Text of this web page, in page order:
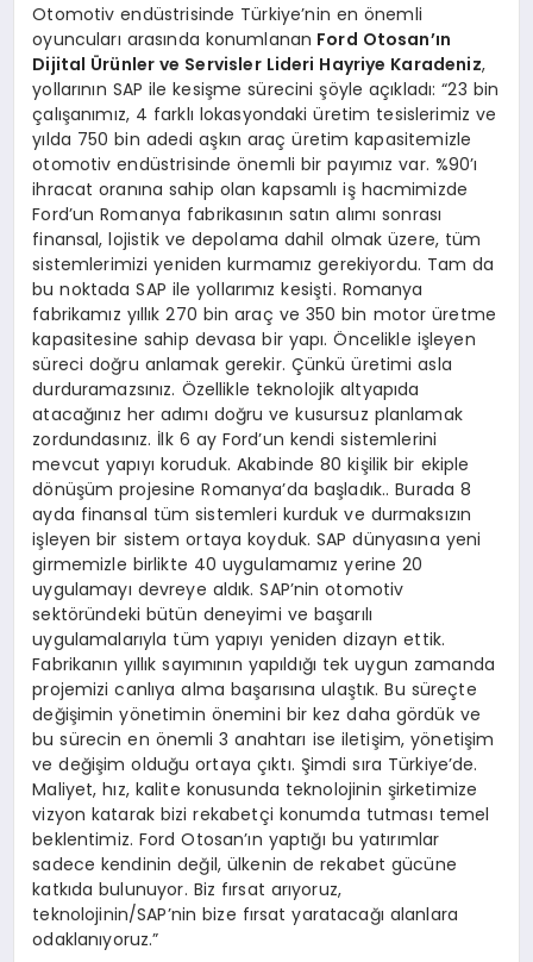
Otomotiv endüstrisinde Türkiye’nin en önemli
oyuncuları arasında konumlanan Ford Otosan’ın
Dijital Ürünler ve Servisler Lideri Hayriye Karadeniz,
yollarının SAP ile kesişme sürecini şöyle açıkladı: “23 bin
çalışanımız, 4 farklı lokasyondaki üretim tesislerimiz ve
yılda 750 bin adedi aşkın araç üretim kapasitemizle
otomotiv endüstrisinde önemli bir payımız var. %90’ı
ihracat oranına sahip olan kapsamlı iş hacmimizde
Ford’un Romanya fabrikasının satın alımı sonrası
finansal, lojistik ve depolama dahil olmak üzere, tüm
sistemlerimizi yeniden kurmamız gerekiyordu. Tam da
bu noktada SAP ile yollarımız kesişti. Romanya
fabrikamız yıllık 270 bin araç ve 350 bin motor üretme
kapasitesine sahip devasa bir yapı. Öncelikle işleyen
süreci doğru anlamak gerekir. Çünkü üretimi asla
durduramazsınız. Özellikle teknolojik altyapıda
atacağınız her adımı doğru ve kusursuz planlamak
zordundasınız. İlk 6 ay Ford’un kendi sistemlerini
mevcut yapıyı koruduk. Akabinde 80 kişilik bir ekiple
dönüşüm projesine Romanya’da başladık.. Burada 8
ayda finansal tüm sistemleri kurduk ve durmaksızın
işleyen bir sistem ortaya koyduk. SAP dünyasına yeni
girmemizle birlikte 40 uygulamamız yerine 20
uygulamayı devreye aldık. SAP’nin otomotiv
sektöründeki bütün deneyimi ve başarılı
uygulamalarıyla tüm yapıyı yeniden dizayn ettik.
Fabrikanın yıllık sayımının yapıldığı tek uygun zamanda
projemizi canlıya alma başarısına ulaştık. Bu süreçte
değişimin yönetimin önemini bir kez daha gördük ve
bu sürecin en önemli 3 anahtarı ise iletişim, yönetişim
ve değişim olduğu ortaya çıktı. Şimdi sıra Türkiye’de.
Maliyet, hız, kalite konusunda teknolojinin şirketimize
vizyon katarak bizi rekabetçi konumda tutması temel
beklentimiz. Ford Otosan’ın yaptığı bu yatırımlar
sadece kendinin değil, ülkenin de rekabet gücüne
katkıda bulunuyor. Biz fırsat arıyoruz,
teknolojinin/SAP’nin bize fırsat yaratacağı alanlara
odaklanıyoruz.”